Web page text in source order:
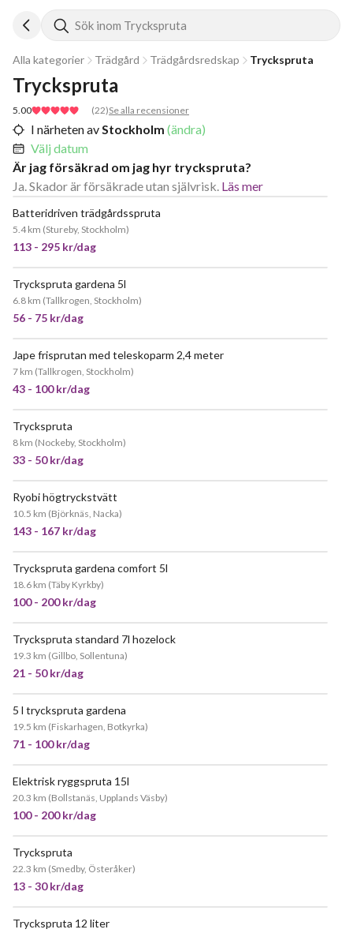
Sök inom Tryckspruta
Alla kategorier Trädgård Trädgårdsredskap Tryckspruta
5.00 (22)Se alla recensioner
Tryckspruta
I närheten avStockholm (ändra)
Välj datum
Är jag försäkrad om jag hyr tryckspruta?
Ja. Skador är försäkrade utan självrisk. Läs mer
Batteridriven trädgårdsspruta
5.4 km (Stureby, Stockholm)
113 - 295 kr/dag
Tryckspruta gardena 5l
6.8 km (Tallkrogen, Stockholm)
56 - 75 kr/dag
Jape frisprutan med teleskoparm 2,4 meter
7 km (Tallkrogen, Stockholm)
43 - 100 kr/dag
Tryckspruta
8 km (Nockeby, Stockholm)
33 - 50 kr/dag
Ryobi högtryckstvätt
10.5 km (Björknäs, Nacka)
143 - 167 kr/dag
Tryckspruta gardena comfort 5l
18.6 km (Täby Kyrkby)
100 - 200 kr/dag
Tryckspruta standard 7l hozelock
19.3 km (Gillbo, Sollentuna)
21 - 50 kr/dag
5 l tryckspruta gardena
19.5 km (Fiskarhagen, Botkyrka)
71 - 100 kr/dag
Elektrisk ryggspruta 15l
20.3 km (Bollstanäs, Upplands Väsby)
100 - 200 kr/dag
Tryckspruta
22.3 km (Smedby, Österåker)
13 - 30 kr/dag
Tryckspruta 12 liter